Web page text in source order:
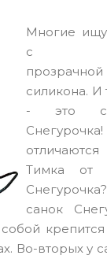
Многие
с
силикона. И
- это
Тимка от
санок
Во-вторых у